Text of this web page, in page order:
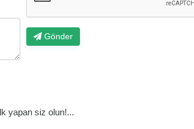
Gönder
yapan siz olun!...